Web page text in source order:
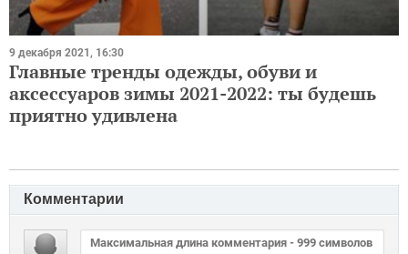
9 декабря 2021, 16:30
Главные тренды одежды, обуви и
аксессуаров зимы 2021-2022: ты будешь
приятно удивлена
Комментарии